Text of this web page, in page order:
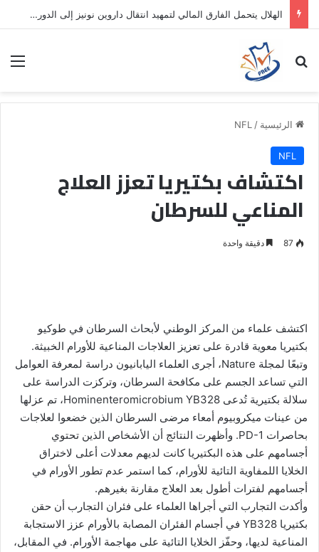
الهلال يتحمل الفارق المالي لتمهيد انتقال داروين نونيز إلى الدوري التركي
بحث عن
الرئيسية /
NFL
NFL
اكتشاف بكتيريا تعزز العلاج
المناعي للسرطان
87 دقيقة واحدة
اكتشف علماء من المركز الوطني لأبحاث السرطان في طوكيو
بكتيريا معوية قادرة على تعزيز العلاجات المناعية للأورام الخبيثة.
وتبعًا لمجلة Nature، أجرى العلماء اليابانيون دراسة لمعرفة العوامل
التي تساعد الجسم على مكافحة السرطان، وتركزت الدراسة على
سلالة بكتيرية تُدعى Hominenteromicrobium YB328، تم عزلها
من عينات ميكروبيوم أمعاء مرضى السرطان الذين خضعوا لعلاجات
بحاصرات PD-1. وأظهرت النتائج أن الأشخاص الذين تحتوي
أجسامهم على هذه البكتيريا كانت لديهم معدلات أعلى لاختراق
الخلايا اللمفاوية التائية للأورام، كما استمر عدم تطور الأورام في
أجسامهم لفترات أطول بعد العلاج مقارنة بغيرهم.
وأكدت التجارب التي أجراها العلماء على فئران التجارب أن حقن
بكتيريا YB328 في أجسام الفئران المصابة بالأورام عزز الاستجابة
المناعية لديها، وحفّز الخلايا التائية على مهاجمة الأورام. في المقابل،